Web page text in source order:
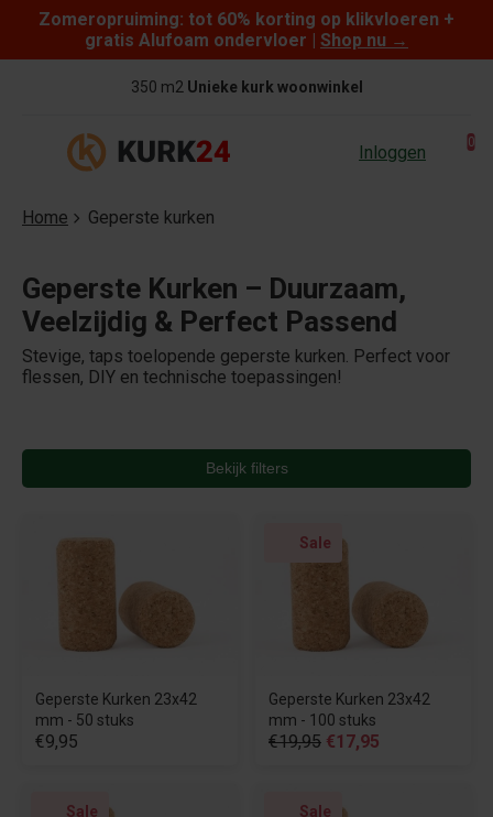
Skip to content
Zomeropruiming: tot 60% korting op klikvloeren +
gratis Alufoam ondervloer | Shop nu →
Gratis verzending vanaf €95
Inloggen 0
Home Geperste kurken
Geperste Kurken – Duurzaam,
Veelzijdig & Perfect Passend
Stevige, taps toelopende geperste kurken. Perfect voor
flessen, DIY en technische toepassingen!
Bekijk filters
Geperste Kurken 23x42
mm - 50 stuks
€9,95
Sale
Geperste Kurken 23x42
mm - 100 stuks
€19,95 €17,95
Sale Sale